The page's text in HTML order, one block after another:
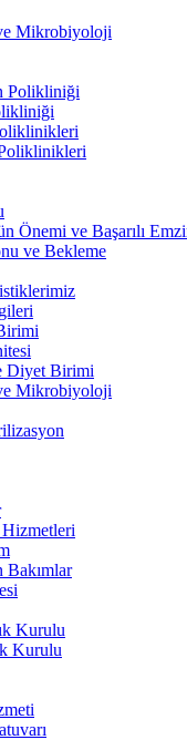
Mikrobiyoloji
Polikliniği
Önemi ve Başarılı
ve Bekleme
Diyet Birimi
Mikrobiyoloji
Hizmetleri
Bakımlar
Kurulu
Kurulu